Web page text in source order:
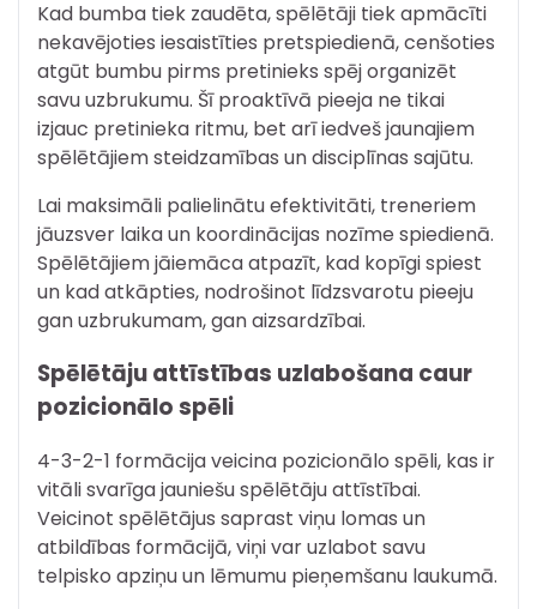
Kad bumba tiek zaudēta, spēlētāji tiek apmācīti
nekavējoties iesaistīties pretspiedienā, cenšoties
atgūt bumbu pirms pretinieks spēj organizēt
savu uzbrukumu. Šī proaktīvā pieeja ne tikai
izjauc pretinieka ritmu, bet arī iedveš jaunajiem
spēlētājiem steidzamības un disciplīnas sajūtu.
Lai maksimāli palielinātu efektivitāti, treneriem
jāuzsver laika un koordinācijas nozīme spiedienā.
Spēlētājiem jāiemāca atpazīt, kad kopīgi spiest
un kad atkāpties, nodrošinot līdzsvarotu pieeju
gan uzbrukumam, gan aizsardzībai.
Spēlētāju attīstības uzlabošana caur
pozicionālo spēli
4-3-2-1 formācija veicina pozicionālo spēli, kas ir
vitāli svarīga jauniešu spēlētāju attīstībai.
Veicinot spēlētājus saprast viņu lomas un
atbildības formācijā, viņi var uzlabot savu
telpisko apziņu un lēmumu pieņemšanu laukumā.